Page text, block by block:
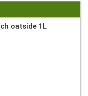
oatside 1L